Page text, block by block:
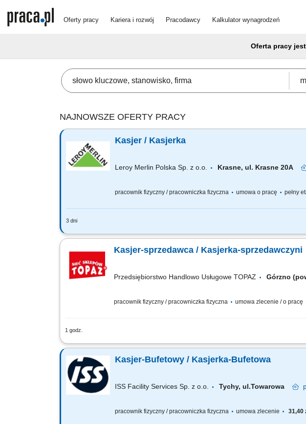
Oferty pracy Kariera i rozwój Pracodawcy Kalkulator wynagrodzeń
Oferta pracy
NAJNOWSZE OFERTY PRACY
Kasjer / Kasjerka
Leroy Merlin Polska Sp. z o.o. Krasne, ul. Krasne 20A
pracownik fizyczny / pracowniczka fizyczna umowa o pracę pełny
3 dni
Co będziesz robić? Twój start z Buddym: przez pierwsze 4 miesiące
Kasjer-sprzedawca / Kasjerka-sprzedawczyni
Przedsiębiorstwo Handlowo Usługowe TOPAZ Górzno
pracownik fizyczny / pracowniczka fizyczna umowa zlecenie / o pracę
1 godz.
Twoje główne zadania: zapewnienie profesjonalnej obsługi Klientów
Kasjer-Bufetowy / Kasjerka-Bufetowa
ISS Facility Services Sp. z o.o. Tychy, ul.Towarowa
pracownik fizyczny / pracowniczka fizyczna umowa zlecenie 31,40